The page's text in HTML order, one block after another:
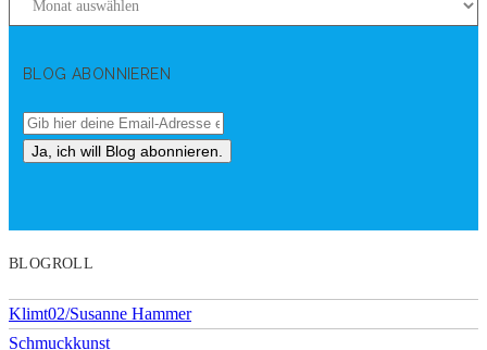
BLOG ABONNIEREN
BLOGROLL
Klimt02/Susanne Hammer
Schmuckkunst